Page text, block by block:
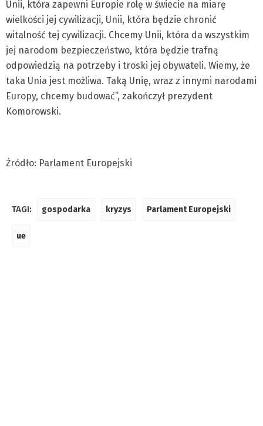
Unii, która zapewni Europie rolę w świecie na miarę
wielkości jej cywilizacji, Unii, która będzie chronić
witalność tej cywilizacji. Chcemy Unii, która da wszystkim
jej narodom bezpieczeństwo, która będzie trafną
odpowiedzią na potrzeby i troski jej obywateli. Wiemy, że
taka Unia jest możliwa. Taką Unię, wraz z innymi narodami
Europy, chcemy budować”, zakończył prezydent
Komorowski.
Źródło: Parlament Europejski
TAGI: gospodarka kryzys Parlament Europejski
ue